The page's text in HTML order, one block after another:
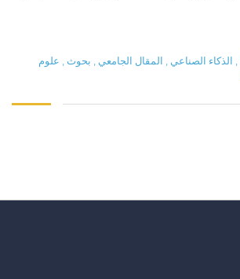
, الذكاء الصناعي , المقال الجامعي , بحوث, علوم